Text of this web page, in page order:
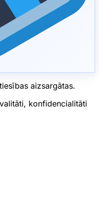
aizsargātas.
konfidencialitāti